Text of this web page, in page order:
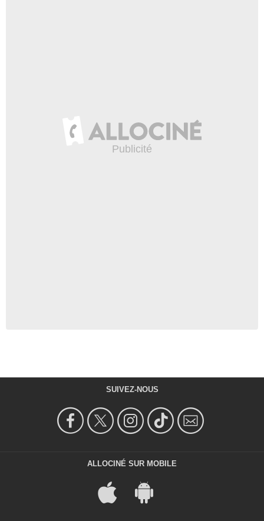
SUIVEZ-NOUS
ALLOCINÉ SUR MOBILE